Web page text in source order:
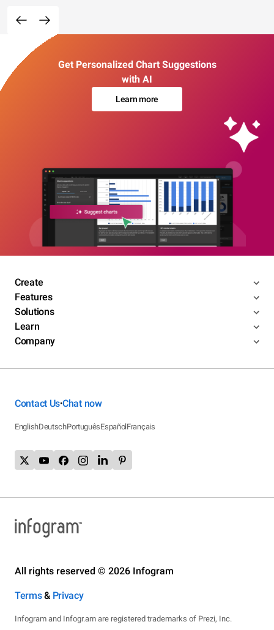
Get Personalized Chart Suggestions
with AI
Learn more
Create
Features
Solutions
Learn
Company
Contact Us•Chat now
EnglishDeutschPortuguêsEspañolFrançais
All rights reserved © 2026 Infogram
Terms& Privacy
Infogram and Infogr.am are registered trademarks of Prezi, Inc.